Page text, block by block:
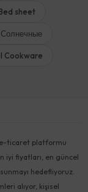
sheet
Солнечные
Cookware
e-ticaret platformu
iyi fiyatları, en güncel
hedefliyoruz.
alıyor, kişisel